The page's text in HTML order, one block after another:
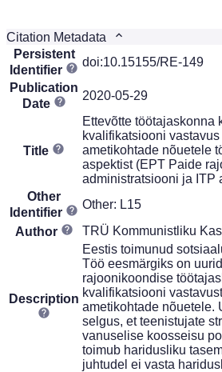
Citation Metadata
Persistent
Identifier
doi:10.15155/RE-149
Publication
Date
2020-05-29
Title
Ettevõtte töötajaskonna
kvalifikatsiooni
ametikohtade nõuetele
aspektist (EPT Paide
administratsiooni ja ITP
Other
Identifier
Other: L15
Author
TRÜ Kommunistliku
Description
Eestis toimunud
Töö eesmärgiks on
rajoonikoondise
kvalifikatsiooni
ametikohtade nõuetele.
selgus, et teenistujate
vanuselise koosseisu
toimub haridusliku
juhtudel ei vasta